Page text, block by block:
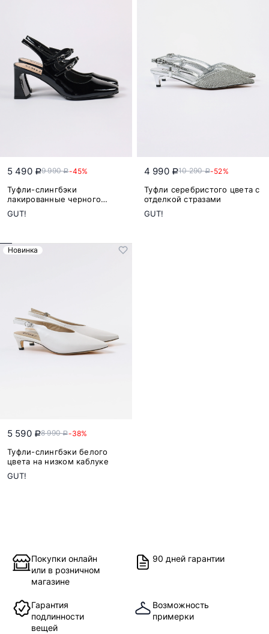
5 490 a9 990a-45%
Туфли-слингбэки
лакированные черного
цвета на высоком каблуке
GUT!
4 990 a10 290a-52%
Туфли серебристого цвета с
отделкой стразами
GUT!
Новинка
5 590 a8 990a-38%
Туфли-слингбэки белого
цвета на низком каблуке
GUT!
Покупки онлайн
или в розничном
магазине
90 дней гарантии
Гарантия
подлинности
вещей
Возможность
примерки